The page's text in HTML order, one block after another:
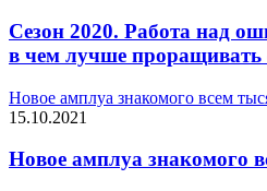
Сезон 2020. Работа над
в чем лучше проращивать
Новое амплуа знакомого всем
15.10.2021
Новое амплуа знакомого